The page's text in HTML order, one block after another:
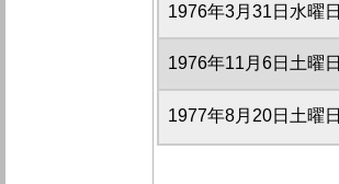
1976年3月31日水曜日
1976年11月6日土曜日
1977年8月20日土曜日